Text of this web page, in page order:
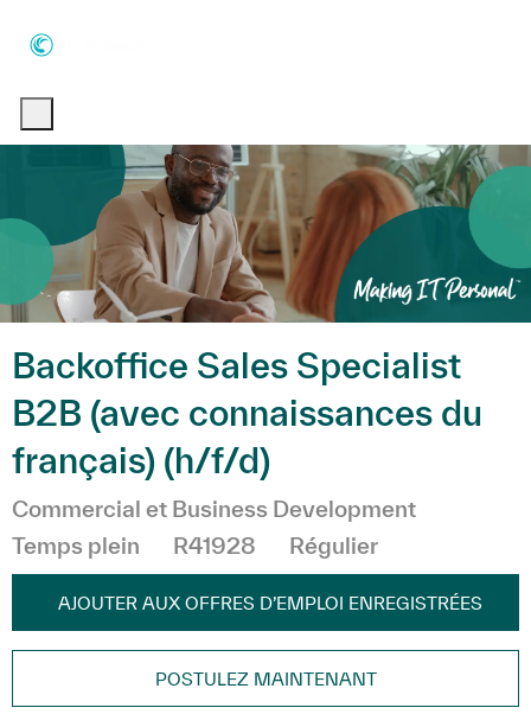
Backoffice Sales Specialist
B2B (avec connaissances du
français) (h/f/d)
Catégorie
Commercial et Business Development
Temps plein
R41928 Régulier
AJOUTER AUX OFFRES D’EMPLOI ENREGISTRÉES
POSTULEZ MAINTENANT